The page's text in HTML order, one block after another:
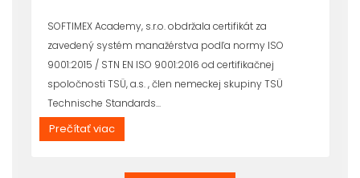
SOFTIMEX Academy, s.r.o. obdržala certifikát za
zavedený systém manažérstva podľa normy ISO
9001:2015 / STN EN ISO 9001:2016 od certifikačnej
spoločnosti TSÜ, a.s. , člen nemeckej skupiny TSÜ
Technische Standards...
Prečítať viac